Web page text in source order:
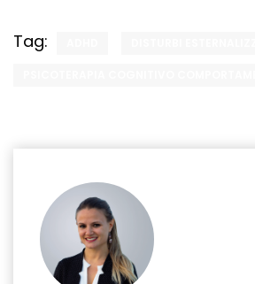
Tag: